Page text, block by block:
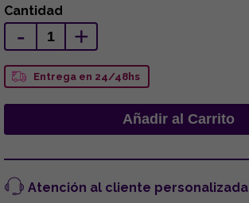
Cantidad
- +
Entrega en 24/48hs
Atención al cliente personalizada